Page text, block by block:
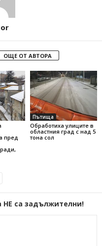
ОЩЕ ОТ АВТОРА
пред
Пътища
Обработиха улиците в
областния град с над 5
тона сол
са задължителни!